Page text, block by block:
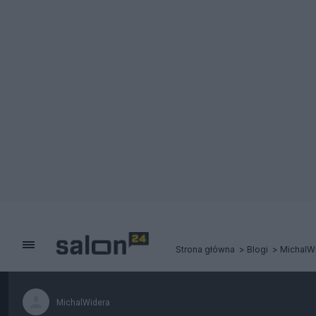
Strona główna Blogi
MichalWidera